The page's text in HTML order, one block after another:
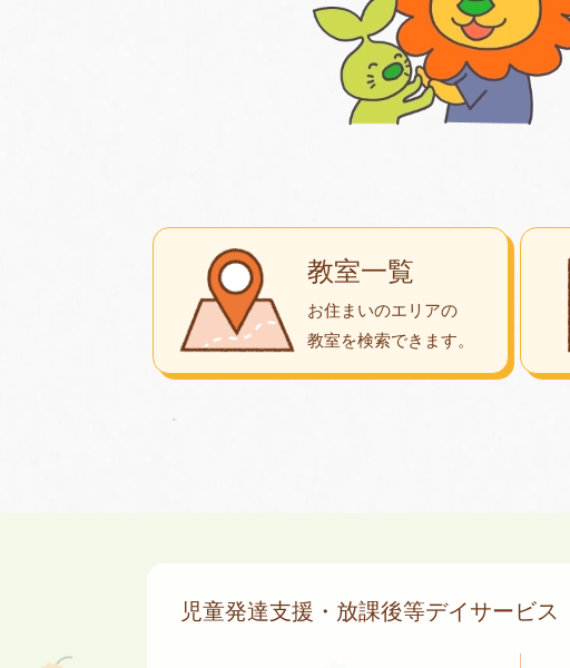
教室一覧
お住まいのエリアの
教室を検索できます。
児童発達支援・放課後等デイサービス